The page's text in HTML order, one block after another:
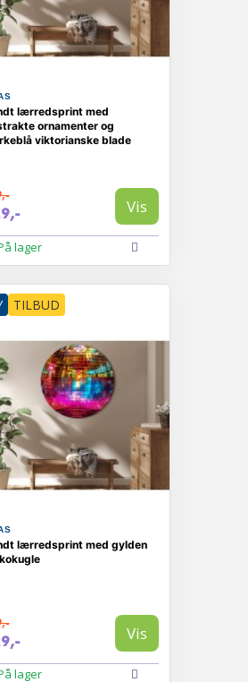
lærredsprint med
ornamenter og
viktorianske blade
Vis
lager
TILBUD
lærredsprint med gylden
Vis
lager